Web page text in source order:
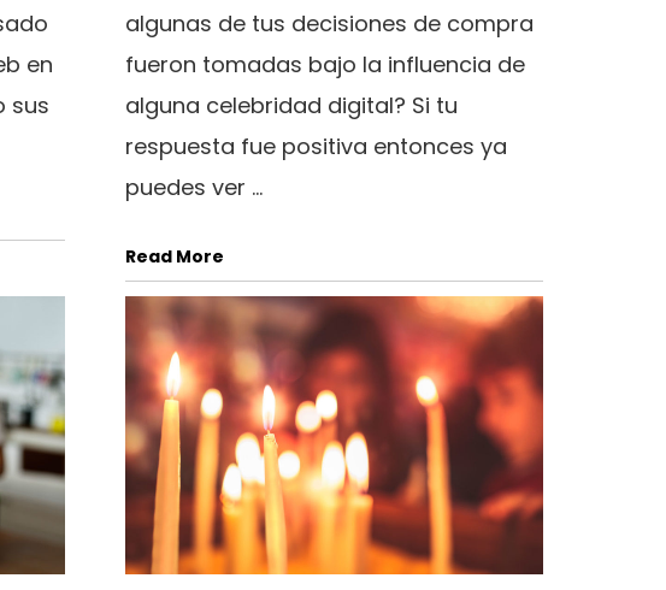
en
sus
algunas de tus decisiones de compra
fueron tomadas bajo la influencia de
alguna celebridad digital? Si tu
respuesta fue positiva entonces ya
puedes ver ...
Read More